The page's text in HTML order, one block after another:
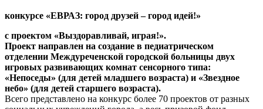
конкурсе «ЕВРАЗ: город друзей – город идей!»
с проектом «Выздоравливай, играя!».
Проект направлен на создание в педиатрическом
отделении Междуреченской городской больницы двух
игровых развивающих комнат сенсорного типа:
«Непоседы» (для детей младшего возраста) и «Звездное
небо» (для детей старшего возраста).
Всего представлено на конкурс более 70 проектов от разных